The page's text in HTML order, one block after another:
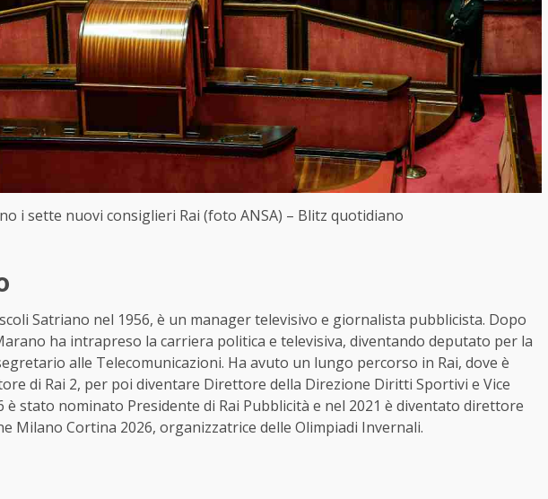
i sette nuovi consiglieri Rai (foto ANSA) – Blitz quotidiano
Satriano nel 1956, è un manager televisivo e giornalista pubblicista. Dopo
ha intrapreso la carriera politica e televisiva, diventando deputato per la
alle Telecomunicazioni. Ha avuto un lungo percorso in Rai, dove è
di Rai 2, per poi diventare Direttore della Direzione Diritti Sportivi e Vice
è stato nominato Presidente di Rai Pubblicità e nel 2021 è diventato direttore
Milano Cortina 2026, organizzatrice delle Olimpiadi Invernali.